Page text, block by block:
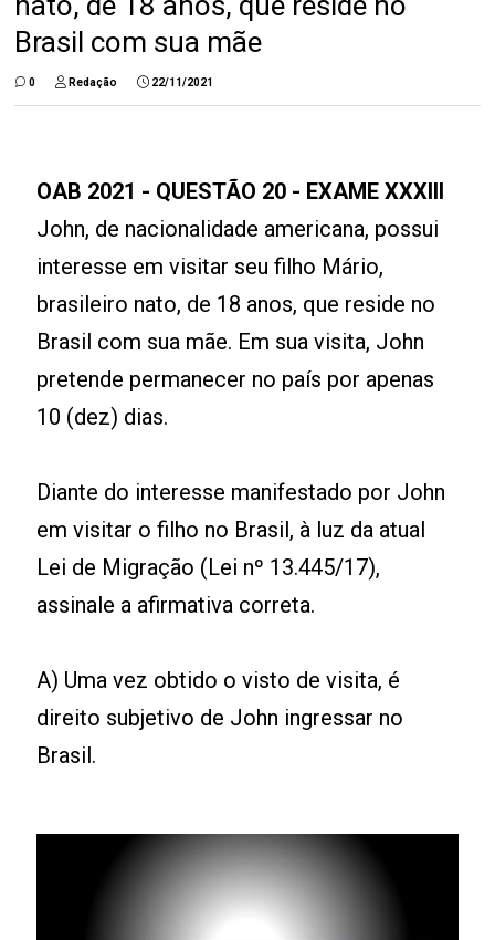
Brasil com sua mãe
0 Redação 22/11/2021
OAB 2021 - QUESTÃO 20 - EXAME XXXIII
John, de nacionalidade americana, possui
interesse em visitar seu filho Mário,
brasileiro nato, de 18 anos, que reside no
Brasil com sua mãe. Em sua visita, John
pretende permanecer no país por apenas
10 (dez) dias.
Diante do interesse manifestado por John
em visitar o filho no Brasil, à luz da atual
Lei de Migração (Lei nº 13.445/17),
assinale a afirmativa correta.
A) Uma vez obtido o visto de visita, é
direito subjetivo de John ingressar no
Brasil.